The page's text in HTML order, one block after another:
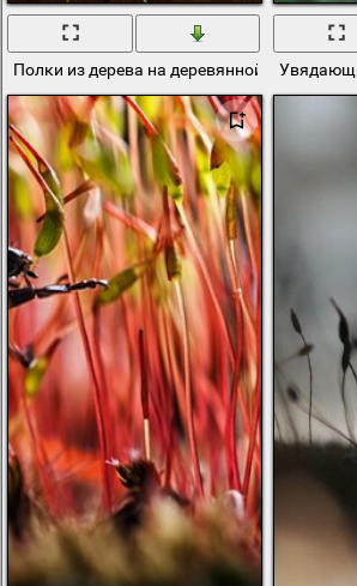
Полки из дерева на деревянной стене с